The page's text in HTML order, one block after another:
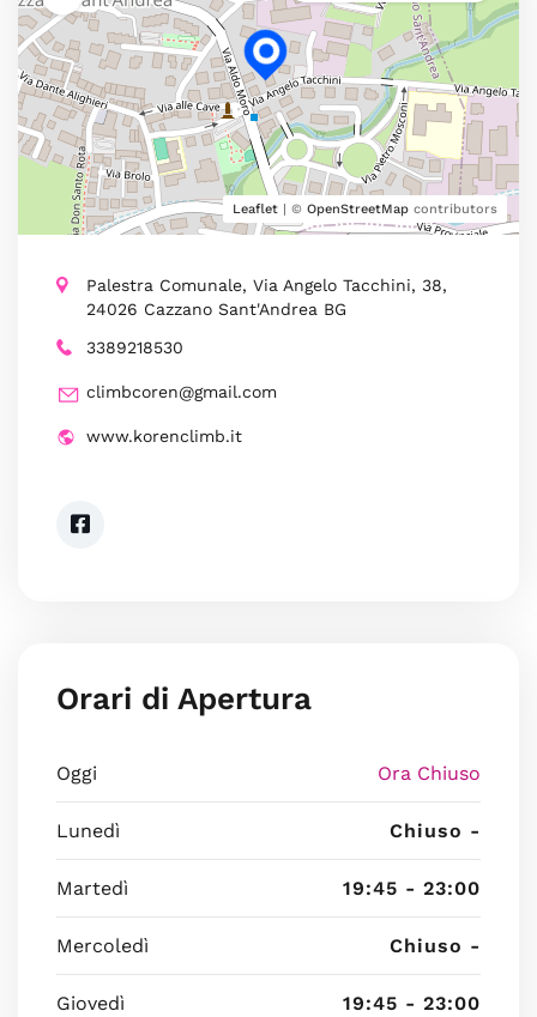
Leaflet | © OpenStreetMap contributors
Palestra Comunale, Via Angelo Tacchini, 38,
24026 Cazzano Sant'Andrea BG
3389218530
climbcoren@gmail.com
www.korenclimb.it
Orari di Apertura
Oggi Ora Chiuso
Lunedì Chiuso -
Martedì 19:45 - 23:00
Mercoledì Chiuso -
Giovedì 19:45 - 23:00